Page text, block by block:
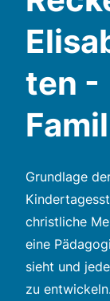
ten -
Grundlage
christliche
eine
sieht und
zu